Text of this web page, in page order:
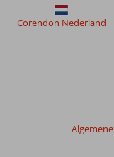
Corendon Nederland